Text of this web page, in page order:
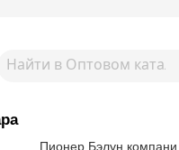
Пионер Бэлун компани